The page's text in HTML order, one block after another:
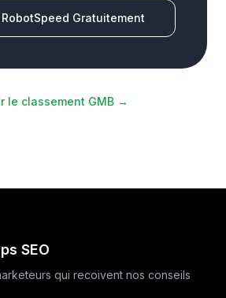
RobotSpeed Gratuitement
le classement GMB →
SEO
qui recoivent nos conseils